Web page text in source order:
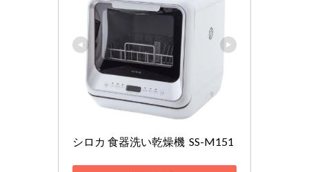
シロカ 食器洗い乾燥機  SS-M151